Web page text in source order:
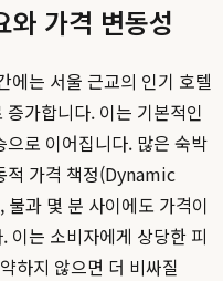
가격 변동성
에는 서울 근교의 인기 호텔
가합니다. 이는 기본적인
로 이어집니다. 많은 숙박
적 가격 책정(Dynamic
과 몇 분 사이에도 가격이
이는 소비자에게 상당한 피
하지 않으면 더 비싸질